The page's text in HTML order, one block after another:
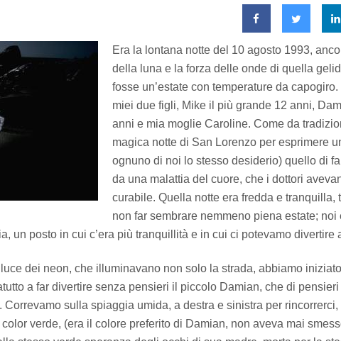
Era la lontana notte del 10 agosto 1993,
della luna e la forza delle onde di quella
fosse un’estate con temperature da
miei due figli, Mike il più grande 12 anni,
anni e mia moglie Caroline. Come da
magica notte di San Lorenzo per esprimere
ognuno di noi lo stesso desiderio) quello di
da una malattia del cuore, che i dottori
curabile. Quella notte era fredda e tranquilla,
non far sembrare nemmeno piena estate; noi
un posto in cui c’era più tranquillità e in cui ci potevamo divertire
dei neon, che illuminavano non solo la strada, abbiamo
a far divertire senza pensieri il piccolo Damian, che di
Correvamo sulla spiaggia umida, a destra e sinistra per
verde, (era il colore preferito di Damian, non aveva mai